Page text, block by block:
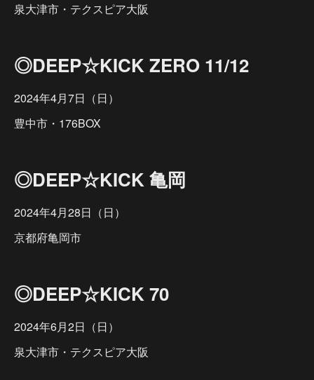
泉大津市・テクスピア大阪
◎DEEP☆KICK ZERO 11/12
2024年4月7日（日）
豊中市・176BOX
◎DEEP☆KICK 亀岡
2024年4月28日（日）
京都府亀岡市
◎DEEP☆KICK 70
2024年6月2日（日）
泉大津市・テクスピア大阪